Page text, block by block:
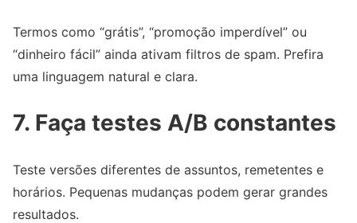
Termos como “grátis”, “promoção imperdível” ou
“dinheiro fácil” ainda ativam filtros de spam. Prefira
uma linguagem natural e clara.
7. Faça testes A/B constantes
Teste versões diferentes de assuntos, remetentes e
horários. Pequenas mudanças podem gerar grandes
resultados.